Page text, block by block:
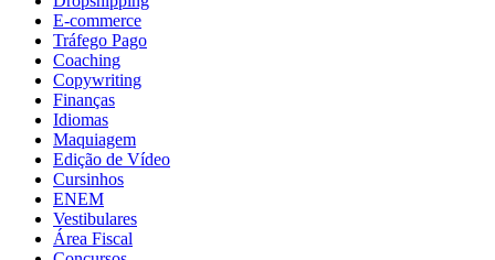
E-commerce
Tráfego Pago
Coaching
Copywriting
Finanças
Idiomas
Maquiagem
Edição de Vídeo
Cursinhos
ENEM
Vestibulares
Área Fiscal